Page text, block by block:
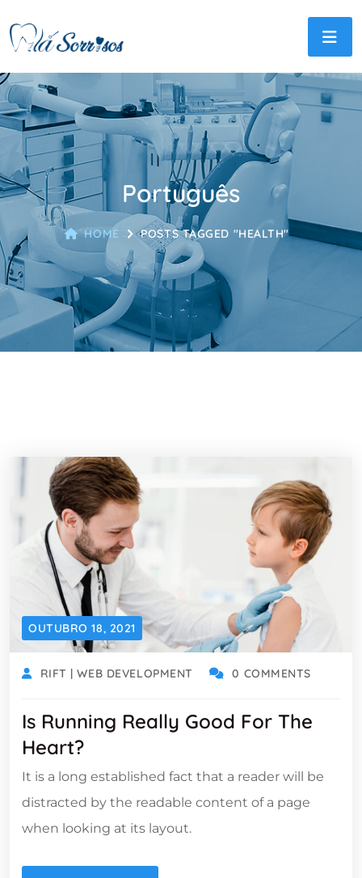
Português
HOME POSTS TAGGED "HEALTH"
OUTUBRO 18, 2021
RIFT | WEB DEVELOPMENT 0 COMMENTS
Is Running Really Good For The
Heart?
It is a long established fact that a reader will be
distracted by the readable content of a page
when looking at its layout.